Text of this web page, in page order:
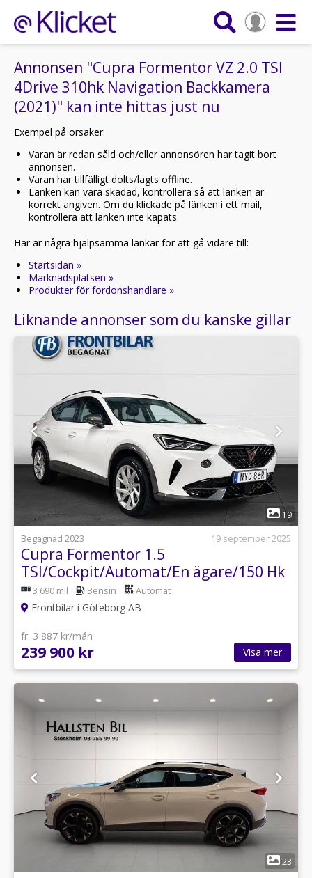
Annonsen "Cupra Formentor VZ 2.0 TSI
4Drive 310hk Navigation Backkamera
(2021)" kan inte hittas just nu
Exempel på orsaker:
Varan är redan såld och/eller annonsören har tagit bort
annonsen.
Varan har tillfälligt dolts/lagts offline.
Länken kan vara skadad, kontrollera så att länken är
korrekt angiven. Om du klickade på länken i ett mail,
kontrollera att länken inte kapats.
Här är några hjälpsamma länkar för att gå vidare till:
Startsidan »
Marknadsplatsen »
Produkter för fordonshandlare »
Liknande annonser som du kanske gillar
1
19
Begagnad 2023
19 september 2025
Cupra Formentor 1.5
TSI/Cockpit/Automat/En ägare/150 Hk
3 690 mil Bensin Automat
Frontbilar i Göteborg AB
fr. 3 887 kr/mån
239 900 kr Visa mer
23